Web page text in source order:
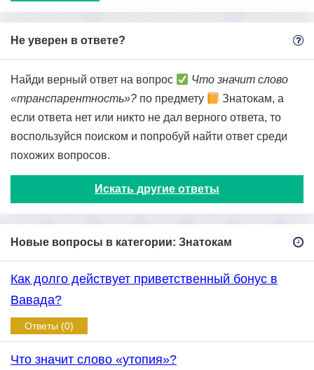
Не уверен в ответе?
Найди верный ответ на вопрос
Что значит слово
«транспарентность»? по предмету
Знатокам, а
если ответа нет или никто не дал верного ответа, то
воспользуйся поиском и попробуй найти ответ среди
похожих вопросов.
Искать другие ответы
Новые вопросы в категории: Знатокам
Как долго действует приветственный бонус в
Вавада?
Ответы (0)
Что значит слово «утопия»?